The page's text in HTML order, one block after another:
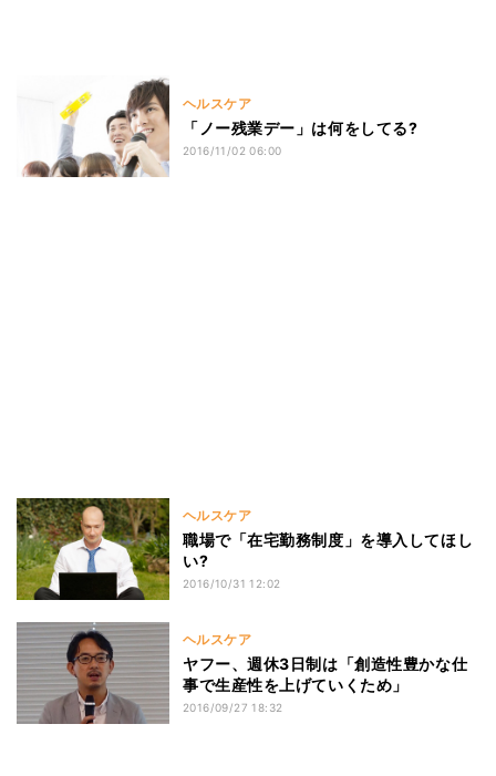
ヘルスケア
「ノー残業デー」は何をしてる?
2016/11/02 06:00
ヘルスケア
職場で「在宅勤務制度」を導入してほし
い?
2016/10/31 12:02
ヘルスケア
ヤフー、週休3日制は「創造性豊かな仕
事で生産性を上げていくため」
2016/09/27 18:32